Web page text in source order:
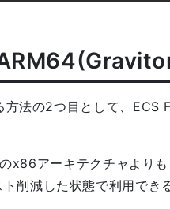
法の2つ目として、ECS
アーキテクチャより
削減した状態で利用でき